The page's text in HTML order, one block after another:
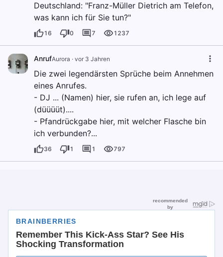
Deutschland: "Franz-Müller Dietrich am Telefon,
was kann ich für Sie tun?"
16 0 7 1237
AnrufAurora · vor 3 Jahren
Die zwei legendärsten Sprüche beim Annehmen
eines Anrufes.
- DJ ... (Namen) hier, sie rufen an, ich lege auf
(düüüüt)....
- Pfandrückgabe hier, mit welcher Flasche bin
ich verbunden?...
36 1 1 797